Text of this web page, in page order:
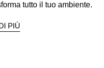
tutto il tuo ambiente.
PIÙ